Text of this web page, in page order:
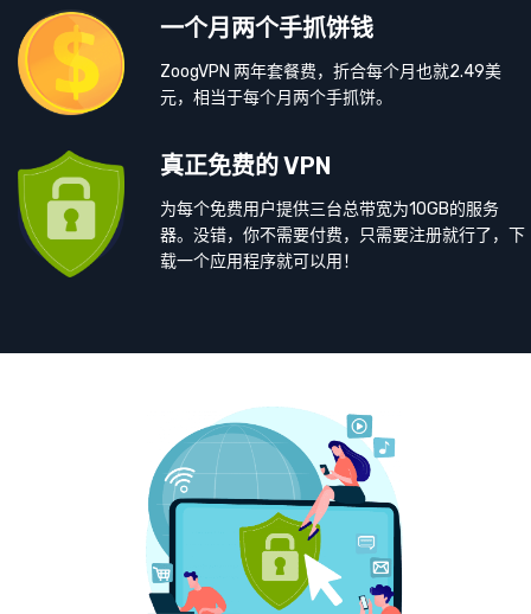
一个月两个手抓饼钱
ZoogVPN 两年套餐费，折合每个月也就2.49美
元，相当于每个月两个手抓饼。
真正免费的 VPN
为每个免费用户提供三台总带宽为10GB的服务
器。没错，你不需要付费，只需要注册就行了，下
载一个应用程序就可以用！